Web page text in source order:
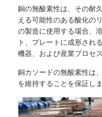
銅の無酸素性は、その耐
える可能性のある酸化の
の製造に使用する場合、
ト、プレートに成形され
機器、および産業プロセ
銅カソードの無酸素性は
を維持することを保証しま